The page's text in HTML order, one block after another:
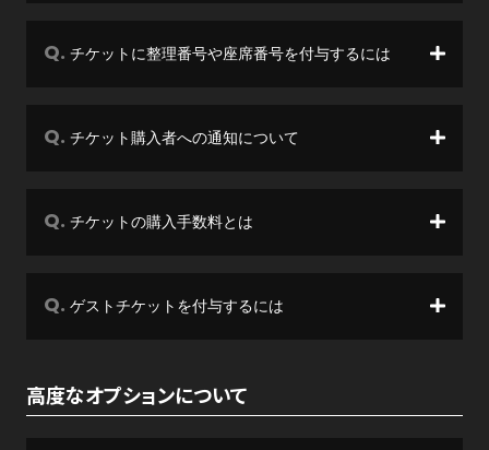
チケットに整理番号や座席番号を付与するには
チケット購入者への通知について
チケットの購入手数料とは
ゲストチケットを付与するには
高度なオプションについて